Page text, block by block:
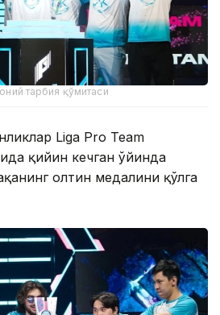
тарбия қўмитаси
Liga Pro Team
қийин кечган ўйинда
олтин медалини қўлга